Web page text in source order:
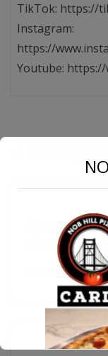
TikTok: https://
Instagram:
https://
Youtube:
e recebe
24 de novembro